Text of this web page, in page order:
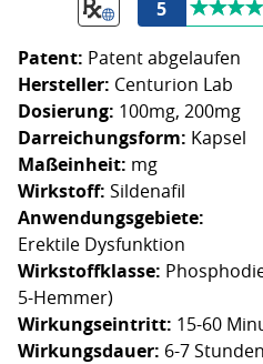
5
Patent: Patent abgelaufen
Hersteller: Centurion Lab
Dosierung: 100mg, 200mg
Darreichungsform: Kapsel
Maßeinheit: mg
Wirkstoff: Sildenafil
Anwendungsgebiete:
Erektile Dysfunktion
Wirkstoffklasse:
5-Hemmer)
Wirkungseintritt: 15-60
Wirkungsdauer: 6-7 Stunden